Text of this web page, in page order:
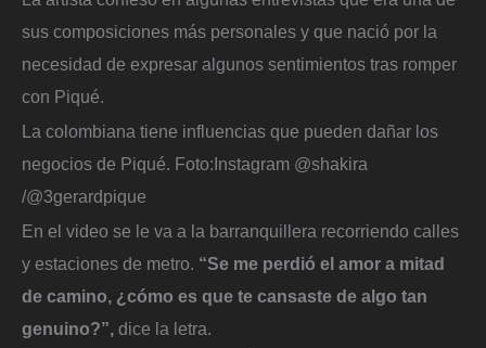
sus composiciones más personales y que nació por la
necesidad de expresar algunos sentimientos tras romper
con Piqué.
La colombiana tiene influencias que pueden dañar los
negocios de Piqué. Foto:Instagram @shakira
/@3gerardpique
En el video se le va a la barranquillera recorriendo calles
y estaciones de metro. “Se me perdió el amor a mitad
de camino, ¿cómo es que te cansaste de algo tan
genuino?”, dice la letra.